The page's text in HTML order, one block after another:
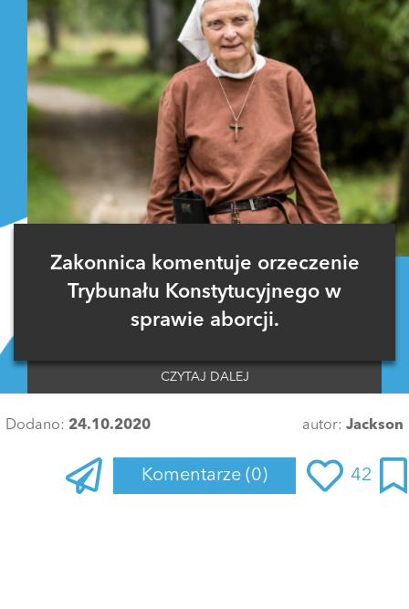
Zakonnica komentuje orzeczenie
Trybunału Konstytucyjnego w
sprawie aborcji.
CZYTAJ DALEJ
Dodano: 24.10.2020 autor: Jackson
Komentarze (0) 42